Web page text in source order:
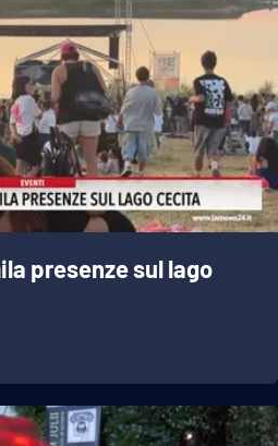
presenze sul lago